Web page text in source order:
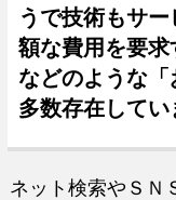
うで技術もサ
額な費用を要求
などのような
多数存在してい
ネット検索やＳＮ